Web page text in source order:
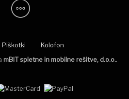
Piškotki
Kolofon
mBIT spletne in mobilne rešitve, d.o.o..